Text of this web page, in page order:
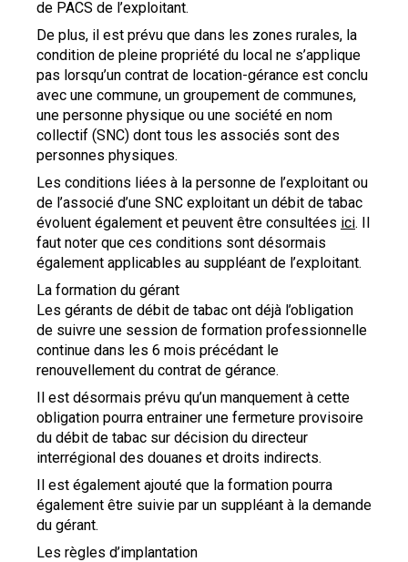
de PACS de l’exploitant.
De plus, il est prévu que dans les zones rurales, la
condition de pleine propriété du local ne s’applique
pas lorsqu’un contrat de location-gérance est conclu
avec une commune, un groupement de communes,
une personne physique ou une société en nom
collectif (SNC) dont tous les associés sont des
personnes physiques.
Les conditions liées à la personne de l’exploitant ou
de l’associé d’une SNC exploitant un débit de tabac
évoluent également et peuvent être consultées ici. Il
faut noter que ces conditions sont désormais
également applicables au suppléant de l’exploitant.
La formation du gérant
Les gérants de débit de tabac ont déjà l’obligation
de suivre une session de formation professionnelle
continue dans les 6 mois précédant le
renouvellement du contrat de gérance.
Il est désormais prévu qu’un manquement à cette
obligation pourra entrainer une fermeture provisoire
du débit de tabac sur décision du directeur
interrégional des douanes et droits indirects.
Il est également ajouté que la formation pourra
également être suivie par un suppléant à la demande
du gérant.
Les règles d’implantation